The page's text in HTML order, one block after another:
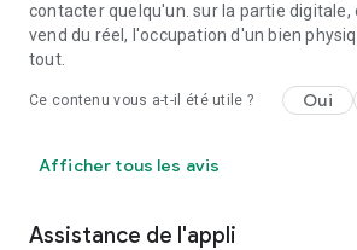
contacter quelqu'un. sur la partie digitale,
vend du réel, l'occupation d'un bien
tout.
Ce contenu vous a-t-il été utile ? Oui
Afficher tous les avis
Assistance de l'appli